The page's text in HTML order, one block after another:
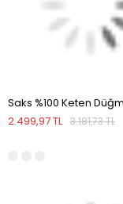
2.499,97 TL 3.181,73 TL